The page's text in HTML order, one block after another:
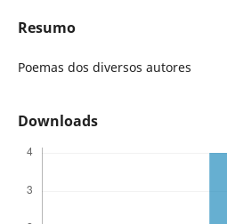
Resumo
Poemas dos diversos autores
Downloads